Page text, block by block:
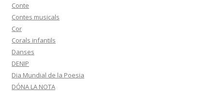
Conte
Contes musicals
Cor
Corals infantils
Danses
DENIP
Dia Mundial de la Poesia
DÓNA LA NOTA